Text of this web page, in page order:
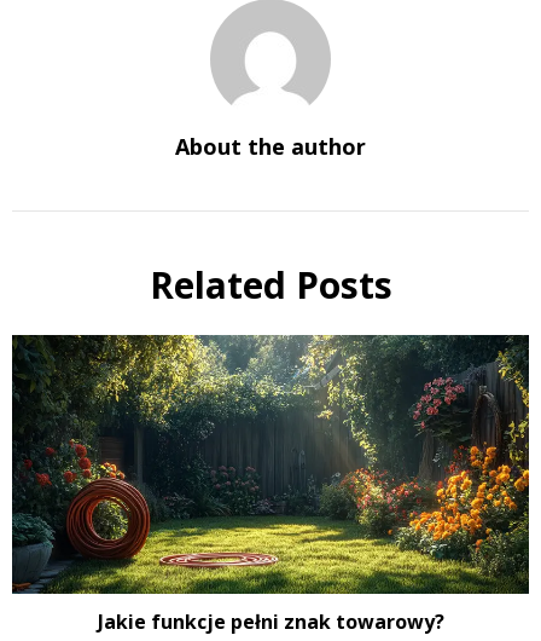
About the author
Related Posts
Jakie funkcje pełni znak towarowy?